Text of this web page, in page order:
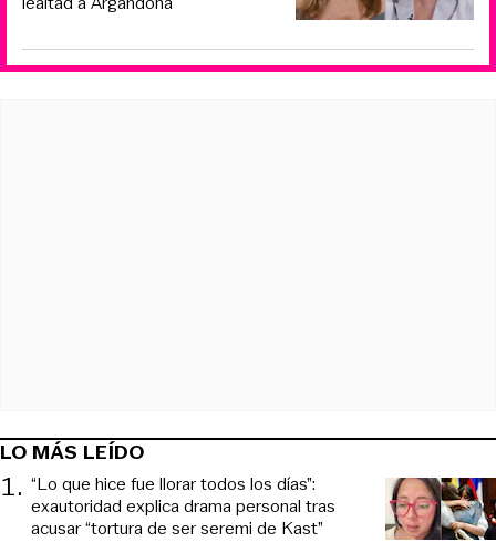
LO MÁS LEÍDO
1. “Lo que hice fue llorar todos los días”:
exautoridad explica drama personal tras
acusar “tortura de ser seremi de Kast”